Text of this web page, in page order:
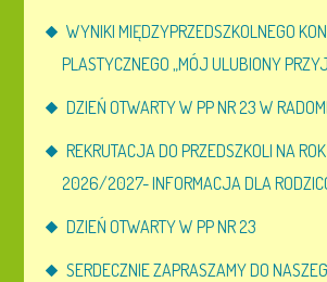
WYNIKI MIĘDZYPRZEDSZKOLNEGO
PLASTYCZNEGO „MÓJ ULUBIONY
DZIEŃ OTWARTY W PP NR 23 W
REKRUTACJA DO PRZEDSZKOLI NA
2026/2027- INFORMACJA DLA
DZIEŃ OTWARTY W PP NR 23
SERDECZNIE ZAPRASZAMY DO